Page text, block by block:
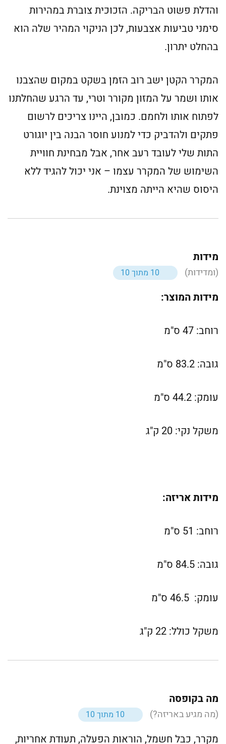
והדלת פשוט הבריקה. הזכוכית צוברת במהירות
סימני טביעות אצבעות, לכן הניקוי המהיר שלה הוא
בהחלט יתרון.
המקרר הקטן ישב רוב הזמן בשקט במקום שהצבנו
אותו ושמר על המזון מקורר וטרי, עד הרגע שהחלתנו
לפתוח אותו ולחמם. כמובן, היינו צריכים לרשום
פתקים ולהדביק כדי למנוע חוסר הבנה בין יוגורט
התות שלי לעובד רעב אחר, אבל מבחינת חוויית
השימוש של המקרר עצמו – אני יכול להגיד ללא
היסוס שהיא הייתה מצוינת.
מידות
(ומדידות) 10 מתוך 10
מידות המוצר:
רוחב: 47 ס"מ
גובה: 83.2 ס"מ
עומק: 44.2 ס"מ
משקל נקי: 20 ק"ג
מידות אריזה:
רוחב: 51 ס"מ
גובה: 84.5 ס"מ
עומק: 46.5 ס"מ
משקל כולל: 22 ק"ג
מה בקופסה
(מה מגיע באריזה?) 10 מתוך 10
מקרר, כבל חשמל, הוראות הפעלה, תעודת אחריות,